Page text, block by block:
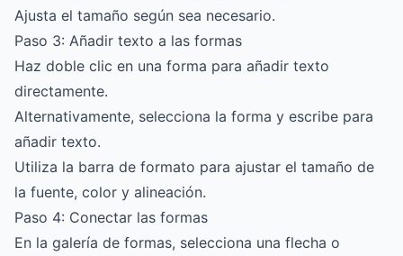
Ajusta el tamaño según sea necesario.
Paso 3: Añadir texto a las formas
Haz doble clic en una forma para añadir texto
directamente.
Alternativamente, selecciona la forma y escribe para
añadir texto.
Utiliza la barra de formato para ajustar el tamaño de
la fuente, color y alineación.
Paso 4: Conectar las formas
En la galería de formas, selecciona una flecha o